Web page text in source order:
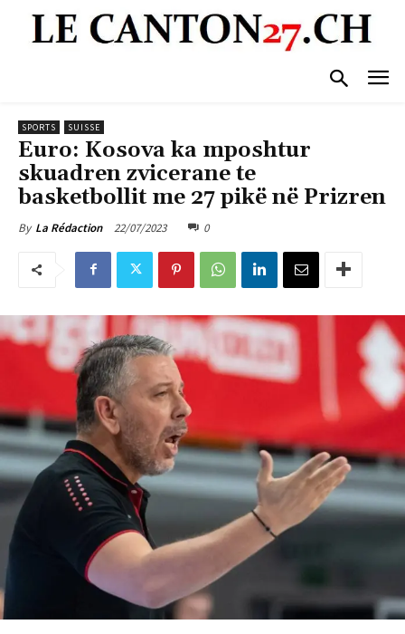
SPORTS SUISSE
Euro: Kosova ka mposhtur
skuadren zvicerane te
basketbollit me 27 pikë në Prizren
By La Rédaction 22/07/2023 0